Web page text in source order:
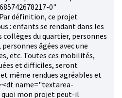
0"
définition, ce projet
: enfants se rendant dans les
collèges du quartier, personnes
âgées avec une
etc. Toutes ces mobilités,
et difficiles, seront
même rendues agréables et
name="textarea-
quoi mon projet peut-il